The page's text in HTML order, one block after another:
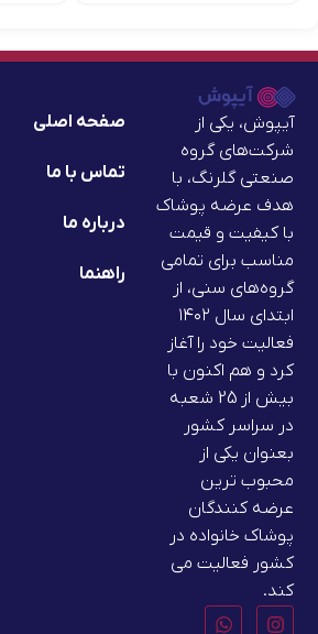
آیپوش، یکی از
شرکت‌های گروه
صنعتی گلرنگ، با
هدف عرضه پوشاک
با کیفیت و قیمت
مناسب برای تمامی
گروه‌های سنی، از
ابتدای سال ۱۴۰۲
فعالیت خود را آغاز
کرد و هم اکنون با
بیش از 25 شعبه
در سراسر کشور
بعنوان یکی از
محبوب ترین
عرضه کنندگان
پوشاک خانواده در
کشور فعالیت می
کند.
صفحه اصلی
تماس با ما
درباره ما
راهنما